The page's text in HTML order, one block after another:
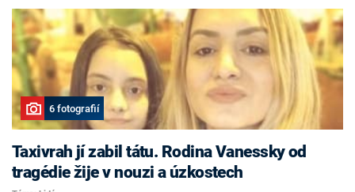
6 fotografií
Taxivrah jí zabil tátu. Rodina Vanessky od
tragédie žije v nouzi a úzkostech